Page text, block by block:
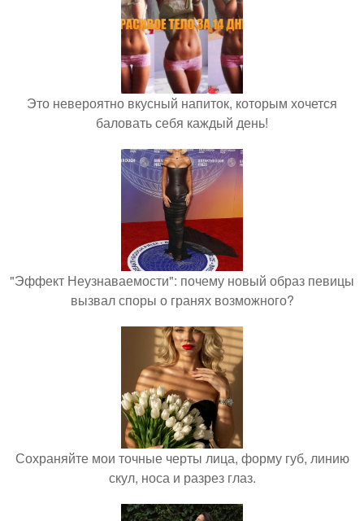
Это невероятно вкусный напиток, которым хочется
баловать себя каждый день!
"Эффект Неузнаваемости": почему новый образ певицы
вызвал споры о гранях возможного?
Сохраняйте мои точные черты лица, форму губ, линию
скул, носа и разрез глаз.